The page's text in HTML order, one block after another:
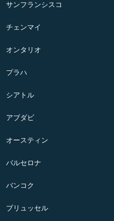
サンフランシスコ
チェンマイ
オンタリオ
プラハ
シアトル
アブダビ
オースティン
バルセロナ
バンコク
ブリュッセル